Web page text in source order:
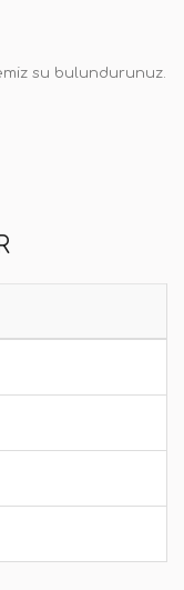
su bulundurunuz.